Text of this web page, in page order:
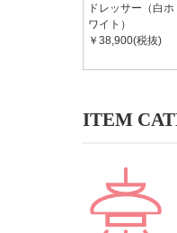
ドレッサー（白ホ
ワイト）
￥38,900(税抜)